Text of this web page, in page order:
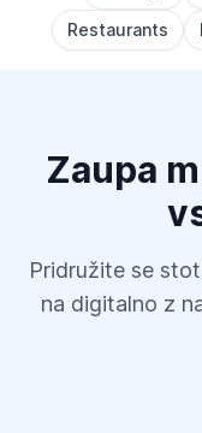
Restaurants
Zaupa
Pridružite se
na digitalno z